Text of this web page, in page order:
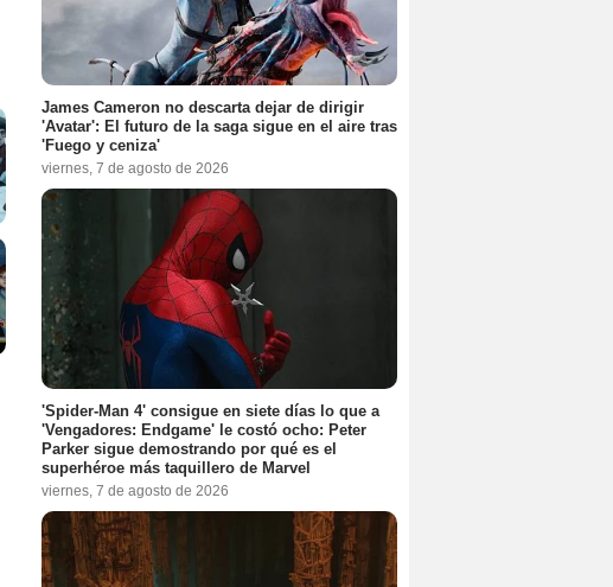
James Cameron no descarta dejar de dirigir
'Avatar': El futuro de la saga sigue en el aire tras
'Fuego y ceniza'
viernes, 7 de agosto de 2026
'Spider-Man 4' consigue en siete días lo que a
'Vengadores: Endgame' le costó ocho: Peter
Parker sigue demostrando por qué es el
superhéroe más taquillero de Marvel
viernes, 7 de agosto de 2026